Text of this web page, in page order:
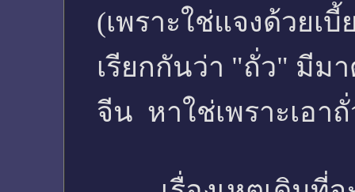
(เพราะใช่แจงด้วยเ
เรียกกันว่า "ถั่ว" มีม
จีน หาใช่เพราะเอา